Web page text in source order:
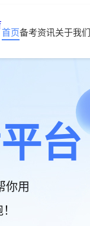
首页备考资讯关于我们
台
你用